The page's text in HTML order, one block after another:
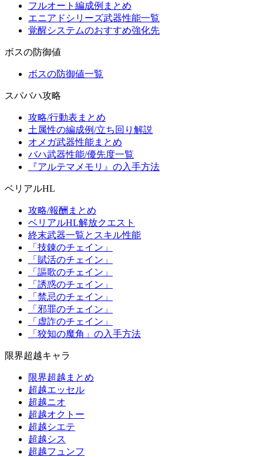
フルオート編成例まとめ
エニアドシリーズ武器性能一覧
覚醒システムのおすすめ強化先
ボスの防御値
ボスの防御値一覧
スパバハ攻略
攻略/行動表まとめ
土属性の編成例/立ち回り解説
オメガ武器性能まとめ
バハ武器性能/優先度一覧
『アルテマメモリ』の入手方法
ベリアルHL
攻略/報酬まとめ
ベリアルHL解放クエスト
終末武器一覧とスキル性能
「技錬のチェイン」
「賦活のチェイン」
「謳歌のチェイン」
「誘惑のチェイン」
「禁忌のチェイン」
「邪罪のチェイン」
「虚詐のチェイン」
「狡知の魔角」の入手方法
限界超越キャラ
限界超越まとめ
超越エッセル
超越ニオ
超越オクトー
超越シエテ
超越シス
超越フュンフ